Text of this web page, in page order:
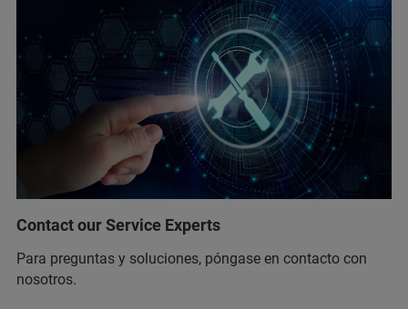
Contact our Service Experts
Para preguntas y soluciones, póngase en contacto con
nosotros.